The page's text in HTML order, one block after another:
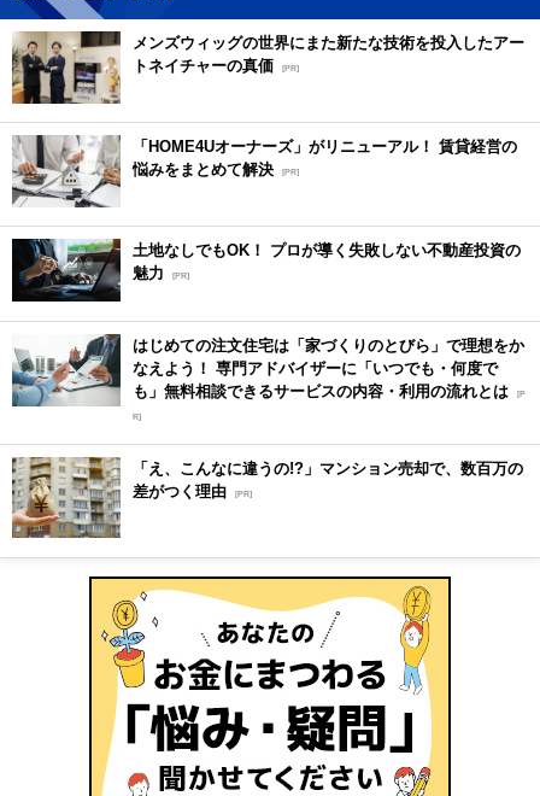
メンズウィッグの世界にまた新たな技術を投入したアー
トネイチャーの真価 [PR]
「HOME4Uオーナーズ」がリニューアル！ 賃貸経営の
悩みをまとめて解決 [PR]
土地なしでもOK！ プロが導く失敗しない不動産投資の
魅力
[PR]
はじめての注文住宅は「家づくりのとびら」で理想をか
なえよう！ 専門アドバイザーに「いつでも・何度で
も」無料相談できるサービスの内容・利用の流れとは [P
R]
「え、こんなに違うの!?」マンション売却で、数百万の
差がつく理由 [PR]